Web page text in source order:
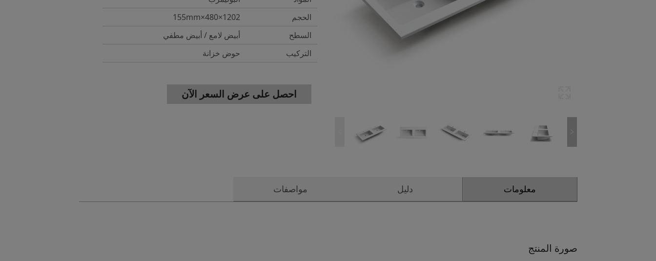
الحجم
1202×480×155mm
السطح
أبيض لامع / أبيض مطفي
التركيب
حوض خزانة
احصل على عرض السعر الآن
معلومات دليل مواصفات
صورة المنتج